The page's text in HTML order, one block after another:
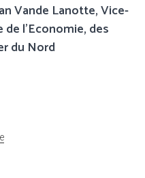
Vande Lanotte, Vice-
l'Economie, des
du Nord